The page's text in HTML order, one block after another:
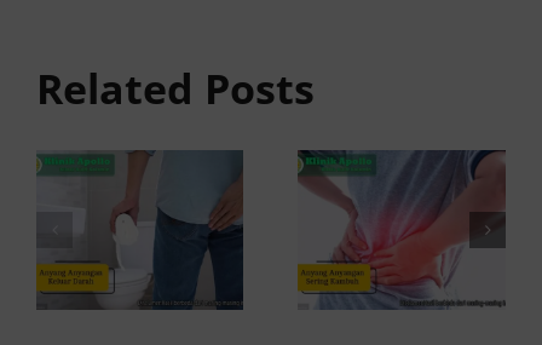
Related Posts
Darah:
Penyebab
dan Kapan
ke Dokter
Kambuh
dan Cara
Atasinya